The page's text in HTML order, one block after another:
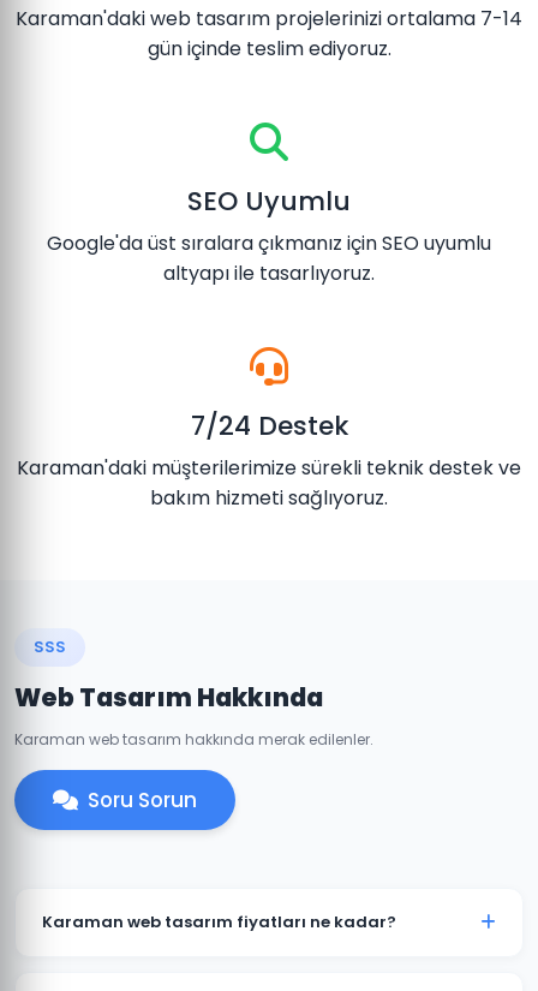
Karaman'daki web tasarım projelerinizi ortalama 7-14
gün içinde teslim ediyoruz.
SEO Uyumlu
Google'da üst sıralara çıkmanız için SEO uyumlu
altyapı ile tasarlıyoruz.
7/24 Destek
Karaman'daki müşterilerimize sürekli teknik destek ve
bakım hizmeti sağlıyoruz.
SSS
Web Tasarım Hakkında
Karaman web tasarım hakkında merak edilenler.
Soru Sorun
Karaman web tasarım fiyatları ne kadar?